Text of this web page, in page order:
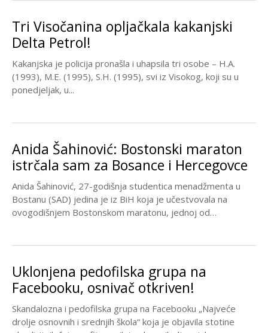
Tri Visočanina opljačkala kakanjski
Delta Petrol!
Kakanjska je policija pronašla i uhapsila tri osobe – H.A.
(1993), M.E. (1995), S.H. (1995), svi iz Visokog, koji su u
ponedjeljak, u...
Anida Šahinović: Bostonski maraton
istrčala sam za Bosance i Hercegovce
Anida Šahinović, 27-godišnja studentica menadžmenta u
Bostanu (SAD) jedina je iz BiH koja je učestvovala na
ovogodišnjem Bostonskom maratonu, jednoj od
Uklonjena pedofilska grupa na
Facebooku, osnivač otkriven!
Skandalozna i pedofilska grupa na Facebooku „Najveće
drolje osnovnih i srednjih škola“ koja je objavila stotine